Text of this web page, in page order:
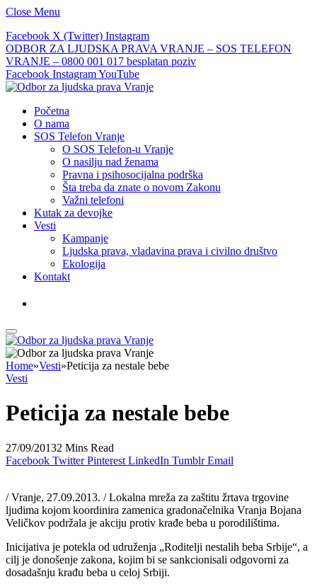
Close Menu
Facebook X (Twitter) Instagram
ODBOR ZA LJUDSKA PRAVA VRANJE – SOS TELEFON
VRANJE – 0800 001 017 besplatan poziv
Facebook InstagramYouTube
Početna
O nama
SOS Telefon Vranje
O SOS Telefon-u Vranje
O nasilju nad ženama
Pravna i psihosocijalna podrška
Šta treba da znate o novom Zakonu
Važni telefoni
Kutak za devojke
Vesti
Kampanje
Ljudska prava, vladavina prava i civilno društvo
Ekologija
Kontakt
Home»Vesti»Peticija za nestale bebe
Vesti
Peticija za nestale bebe
27/09/20132 Mins Read
Facebook Twitter Pinterest LinkedIn Tumblr Email
/ Vranje, 27.09.2013. / Lokalna mreža za zaštitu žrtava trgovine
ljudima kojom koordinira zamenica gradonačelnika Vranja Bojana
Veličkov podržala je akciju protiv krađe beba u porodilištima.
Inicijativa je potekla od udruženja „Roditelji nestalih beba Srbije“, a
cilj je donošenje zakona, kojim bi se sankcionisali odgovorni za
dosadašnju krađu beba u celoj Srbiji.